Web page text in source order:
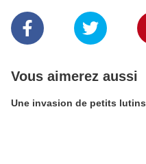
Vous aimerez aussi
Une invasion de petits lutins